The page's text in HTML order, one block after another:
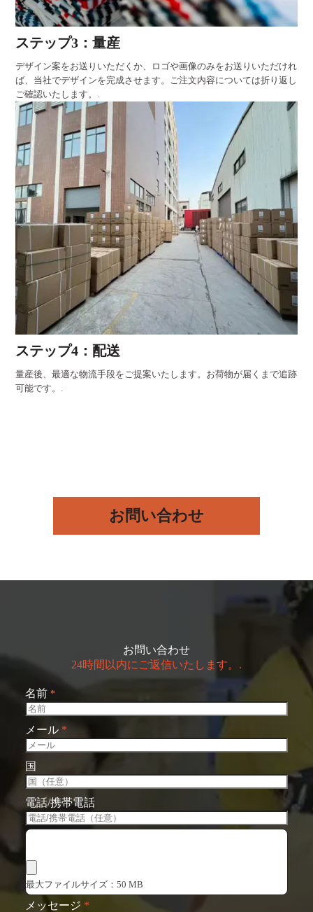
ステップ3：量産
デザイン案をお送りいただくか、ロゴや画像のみをお送りいただけれ
ば、当社でデザインを完成させます。ご注文内容については折り返し
ご確認いたします。.
ステップ4：配送
量産後、最適な物流手段をご提案いたします。お荷物が届くまで追跡
可能です。.
お問い合わせ
お問い合わせ
24時間以内にご返信いたします。.
名前 *
メール *
国
電話/携帯電話
最大ファイルサイズ：50 MB
メッセージ *